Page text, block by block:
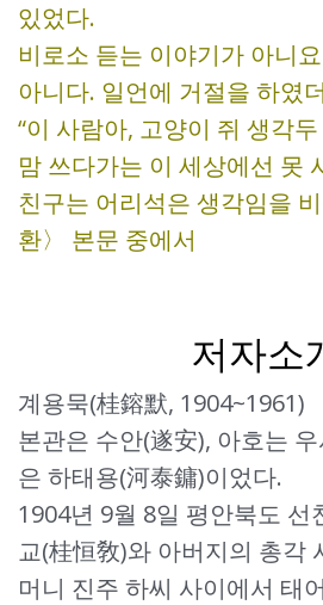
있었다.
비로소 듣는 이야기가 아니
아니다. 일언에 거절을 하였
“이 사람아, 고양이 쥐 생각
맘 쓰다가는 이 세상에선 못
친구는 어리석은 생각임을
환〉 본문 중에서
저자소
계용묵(桂鎔默, 1904~1961)
본관은 수안(遂安), 아호는
은 하태용(河泰鏞)이었다.
1904년 9월 8일 평안북도 선
교(桂恒敎)와 아버지의 총각
머니 진주 하씨 사이에서 태